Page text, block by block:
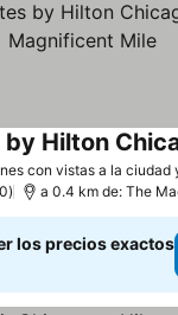
con vistas a la ciudad
a 0.4 km de: The
los precios exactos